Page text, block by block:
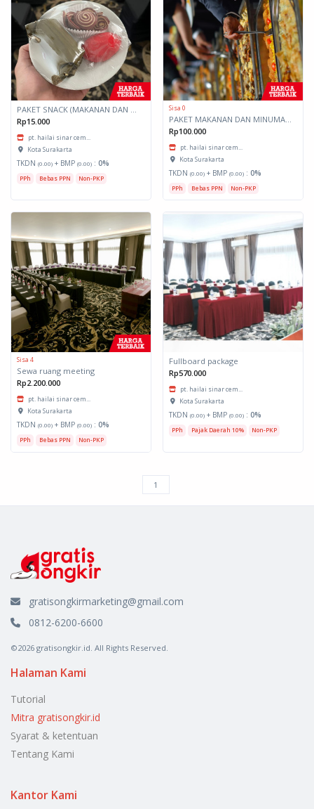
Rp15.000
pt. hailai sinar cem...
Kota Surakarta
TKDN (0.00) + BMP (0.00) : 0%
PPh Bebas PPN Non-PKP
Sisa 0
Rp100.000
pt. hailai sinar cem...
Kota Surakarta
TKDN (0.00) + BMP (0.00) : 0%
PPh Bebas PPN Non-PKP
Sisa 4
Sewa ruang meeting
Rp2.200.000
pt. hailai sinar cem...
Kota Surakarta
TKDN (0.00) + BMP (0.00) : 0%
PPh Bebas PPN Non-PKP
Fullboard package
Rp570.000
pt. hailai sinar cem...
Kota Surakarta
TKDN (0.00) + BMP (0.00) : 0%
PPh Pajak Daerah 10% Non-PKP
gratisongkirmarketing@gmail.com
0812-6200-6600
©2026 gratisongkir.id. All Rights Reserved.
Halaman Kami
Tutorial
Mitra gratisongkir.id
Syarat & ketentuan
Tentang Kami
Kantor Kami